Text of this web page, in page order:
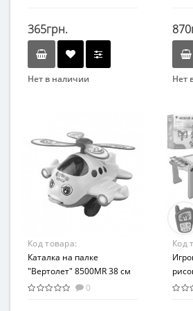
365грн.
Нет в наличии
Каталка
Возраст
От 12 мес
Возрастная группа
Пластик
Нет
Вид
От 1
Код товара:
8500MR(Yellow)
Каталка на палке
"Вертолет" 8500MR 38 см
(Желтый)
0
Код